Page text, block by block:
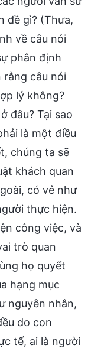
đề gì? (Thưa,
về câu nói
phân định
rằng câu nói
lý không?
đâu? Tại sao
là một điều
chúng ta sẽ
khách quan
có vẻ như
thực hiện.
công việc, và
trò quan
họ quyết
hạng mục
nguyên nhân,
do con
tế, ai là người